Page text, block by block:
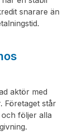
snarare än
aktör med
Företaget står
och följer alla